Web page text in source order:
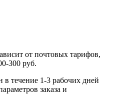
от почтовых тарифов,
300 руб.
в течение 1-3 рабочих дней
заказа и